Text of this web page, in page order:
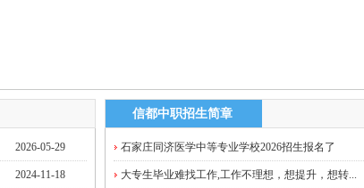
2026-05-29
2024-11-18
信都中职招生简章
石家庄同济医学中等专业学校2026招生报名了
大专生毕业难找工作,工作不理想，想提升，想转...